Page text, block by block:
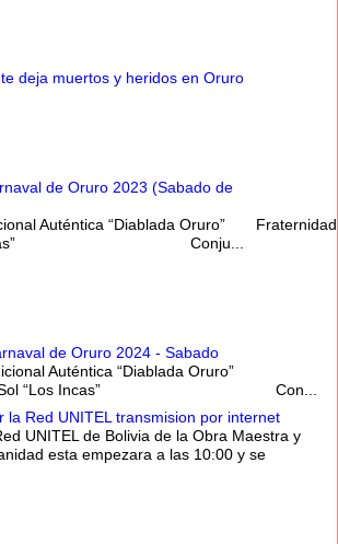
deja muertos y heridos en Oruro
de Oruro 2023 (Sabado de
Auténtica “Diablada Oruro” Fraternidad
Incas” Conju...
de Oruro 2024 - Sabado
Auténtica “Diablada Oruro”
del Sol “Los Incas” Con...
la Red UNITEL transmision por internet
UNITEL de Bolivia de la Obra Maestra y
esta empezara a las 10:00 y se